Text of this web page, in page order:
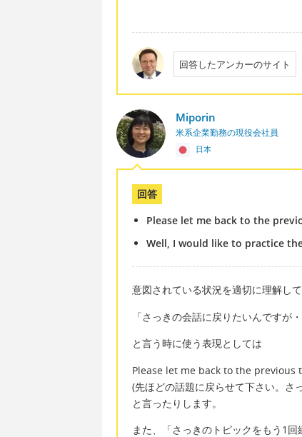
回答したアンカーのサイト
Miporin
米系企業勤務の現役会社員
日本
回答
Please let me back to the
Well, I would like to practice
意図されている状況を適切に理解し
「さっきの会話に戻りたいんですが・
と言う時に使う表現としては
Please let me back to the previous
(先ほどの話題に戻らせて下さい。さ
と言ったりします。
また、「さっきのトピックをもう1回